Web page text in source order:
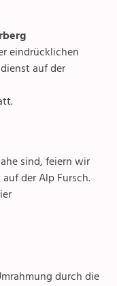
eindrücklichen
auf der
sind, feiern wir
der Alp Fursch.
durch die